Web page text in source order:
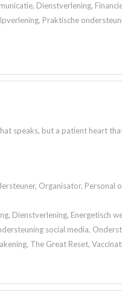
Dienstverlening,
Praktische
speaks, but a patient heart
Organisator, Personal
Dienstverlening, Energetisch
social media,
The Great Reset,